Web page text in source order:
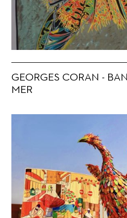
GEORGES CORAN -
MER